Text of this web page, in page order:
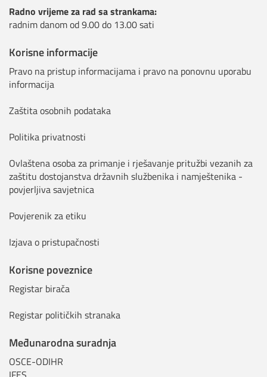
Radno vrijeme za rad sa strankama:
radnim danom od 9.00 do 13.00 sati
Korisne informacije
Pravo na pristup informacijama i pravo na ponovnu uporabu
informacija
Zaštita osobnih podataka
Politika privatnosti
Ovlaštena osoba za primanje i rješavanje pritužbi vezanih za
zaštitu dostojanstva državnih službenika i namještenika -
povjerljiva savjetnica
Povjerenik za etiku
Izjava o pristupačnosti
Korisne poveznice
Registar birača
Registar političkih stranaka
Međunarodna suradnja
OSCE-ODIHR